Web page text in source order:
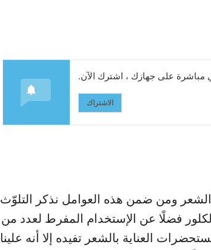
مباشرة على جهازك ، اشترك الآن.
الاشتراك
ومن ضمن هذه العوامل نذكر التلوّث
فضلًا عن الإستخدام المفرط لعدد من
العناية بالشعر تفيده إلا أنه علينا